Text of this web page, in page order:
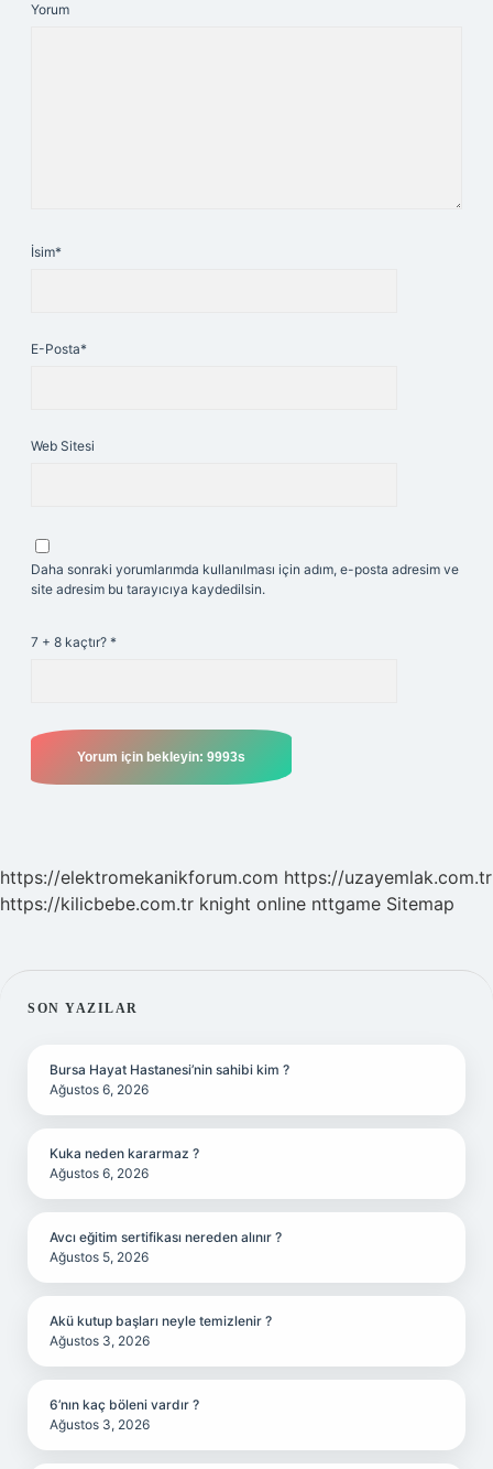
Yorum
İsim*
E-Posta*
Web Sitesi
Daha sonraki yorumlarımda kullanılması için adım, e-posta adresim ve
site adresim bu tarayıcıya kaydedilsin.
7 + 8 kaçtır? *
https://elektromekanikforum.com https://uzayemlak.com.tr
https://kilicbebe.com.tr knight online nttgame Sitemap
SIDEBAR
SON YAZILAR
Bursa Hayat Hastanesi’nin sahibi kim ?
Ağustos 6, 2026
Kuka neden kararmaz ?
Ağustos 6, 2026
Avcı eğitim sertifikası nereden alınır ?
Ağustos 5, 2026
Akü kutup başları neyle temizlenir ?
Ağustos 3, 2026
6’nın kaç böleni vardır ?
Ağustos 3, 2026